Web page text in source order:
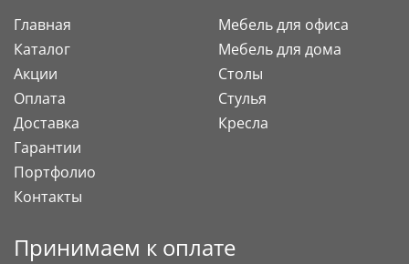
Главная
Каталог
Акции
Оплата
Доставка
Гарантии
Портфолио
Контакты
Мебель для офиса
Мебель для дома
Столы
Стулья
Кресла
Принимаем к оплате